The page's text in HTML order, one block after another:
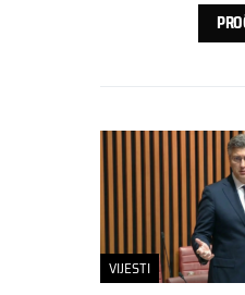
VIJESTI